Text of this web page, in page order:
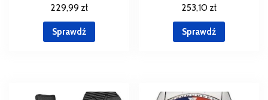
229,99 zł
Sprawdź
253,10 zł
Sprawdź